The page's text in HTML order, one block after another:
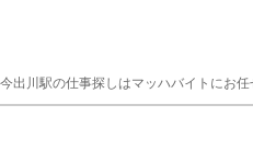
出川駅の仕事探しはマッハバイトにお任